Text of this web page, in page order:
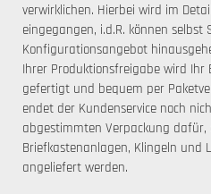
verwirklichen. Hierbei wird im
eingegangen, i.d.R. können
Konfigurationsangebot
Ihrer Produktionsfreigabe wird Ihr
gefertigt und bequem per
endet der Kundenservice noch
abgestimmten Verpackung dafür,
Briefkastenanlagen, Klingeln und
angeliefert werden.